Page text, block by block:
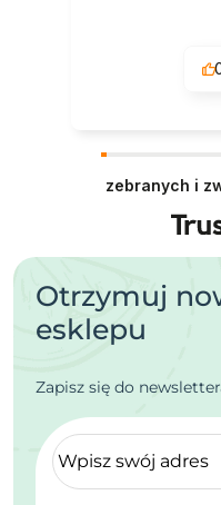
zebranych i
Otrzymuj
esklepu
Zapisz się do